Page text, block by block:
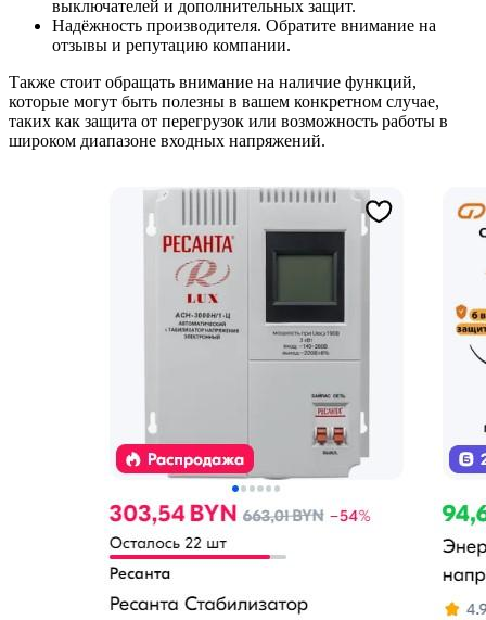
выключателей и дополнительных защит.
Надёжность производителя. Обратите внимание на
отзывы и репутацию компании.
Также стоит обращать внимание на наличие функций,
которые могут быть полезны в вашем конкретном случае,
таких как защита от перегрузок или возможность работы в
широком диапазоне входных напряжений.